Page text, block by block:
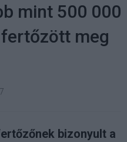
mint 500 000
meg
bizonyult a